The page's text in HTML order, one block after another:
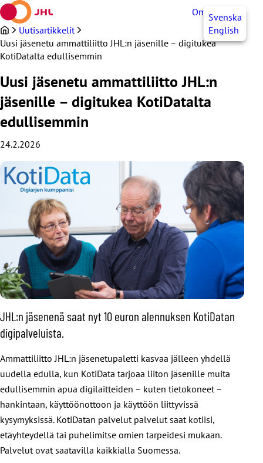
Siirry
sisältöön
OmaJHLSvenska
English
Uutisartikkelit
Uusi jäsenetu ammattiliitto JHL:n jäsenille – digitukea
KotiDatalta edullisemmin
Uusi jäsenetu ammattiliitto JHL:n
jäsenille – digitukea KotiDatalta
edullisemmin
24.2.2026
JHL:n jäsenenä saat nyt 10 euron alennuksen KotiDatan
digipalveluista.
Ammattiliitto JHL:n jäsenetupaletti kasvaa jälleen yhdellä
uudella edulla, kun KotiData tarjoaa liiton jäsenille muita
edullisemmin apua digilaitteiden – kuten tietokoneet –
hankintaan, käyttöönottoon ja käyttöön liittyvissä
kysymyksissä. KotiDatan palvelut palvelut saat kotiisi,
etäyhteydellä tai puhelimitse omien tarpeidesi mukaan.
Palvelut ovat saatavilla kaikkialla Suomessa.